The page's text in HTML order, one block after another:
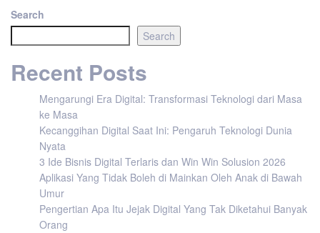
Search
Search
Recent Posts
Mengarungi Era Digital: Transformasi Teknologi dari Masa
ke Masa
Kecanggihan Digital Saat Ini: Pengaruh Teknologi Dunia
Nyata
3 Ide Bisnis Digital Terlaris dan Win Win Solusion 2026
Aplikasi Yang Tidak Boleh di Mainkan Oleh Anak di Bawah
Umur
Pengertian Apa Itu Jejak Digital Yang Tak Diketahui Banyak
Orang